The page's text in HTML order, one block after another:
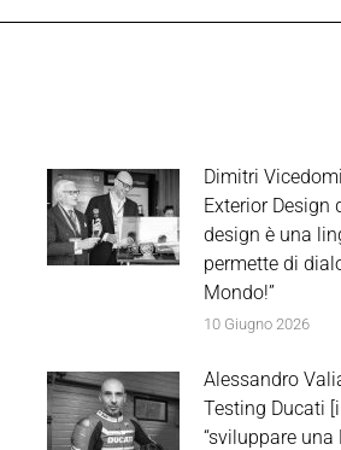
Dimitri
Exterior Design
design è una
permette di
Mondo!”
10 Giugno 2026
Alessandro
Testing Ducati
“sviluppare una